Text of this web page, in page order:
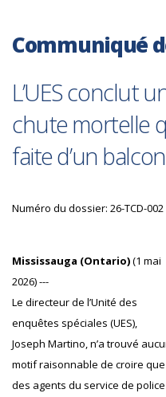
Communiqué
L’UES conclut
chute mortelle
faite d’un
Numéro du dossier: 26-TCD-002
Mississauga (Ontario)(1 mai
2026) ---
Le directeur de l’Unité des
enquêtes spéciales (UES),
Joseph Martino, n’a trouvé
motif raisonnable de croire que
des agents du service de police